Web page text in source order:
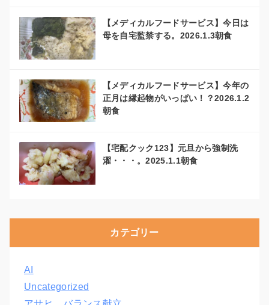
【メディカルフードサービス】今日は
母を自宅監禁する。2026.1.3朝食
【メディカルフードサービス】今年の
正月は縁起物がいっぱい！？2026.1.2
朝食
【宅配クック123】元旦から強制洗
濯・・・。2025.1.1朝食
カテゴリー
AI
Uncategorized